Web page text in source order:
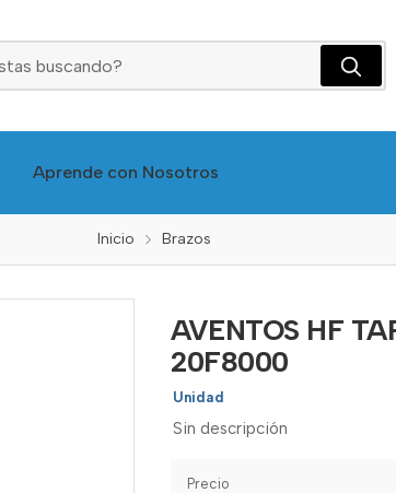
Aprende con Nosotros
Inicio Brazos
AVENTOS HF
20F8000
Unidad
Sin descripción
Precio